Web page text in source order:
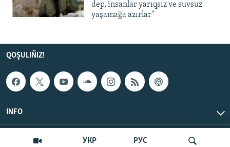
УКР РУС
dep, insanlar yarıqsız ve suvsuz
yaşamağa azırlar"
QOŞULIÑIZ!
INFO
© Qırım.Aqiqat, 2026 | All Rights Reserved.